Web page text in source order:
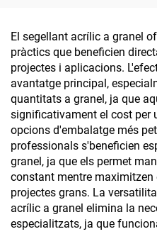
antimoquil per a la
construcció
El segellant acrílic a granel
pràctics que beneficien
projectes i aplicacions.
avantatge principal,
quantitats a granel, ja que
significativament el cost per
opcions d'embalatge més
professionals s'beneficien
granel, ja que els permet
constant mentre maximitzen
projectes grans. La
acrílic a granel elimina la
especialitzats, ja que